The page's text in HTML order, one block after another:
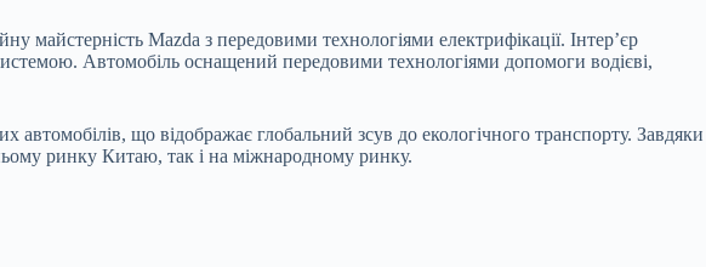
майстерність Mazda з передовими технологіями електрифікації. Інтер’єр
Автомобіль оснащений передовими технологіями допомоги водієві,
автомобілів, що відображає глобальний зсув до екологічного транспорту. Завдяки
ринку Китаю, так і на міжнародному ринку.